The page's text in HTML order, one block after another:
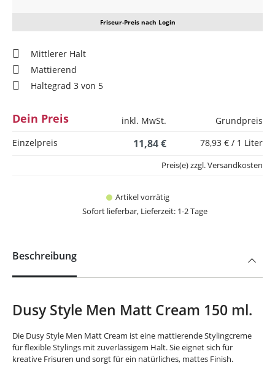
Friseur-Preis nach Login
Mittlerer Halt
Mattierend
Haltegrad 3 von 5
Dein Preis inkl. MwSt.
Grundpreis
Einzelpreis
11,84 € 78,93 € / 1 Liter
Artikel vorrätig
Sofort lieferbar, Lieferzeit: 1-2 Tage
Preis(e) zzgl. Versandkosten
Beschreibung
Dusy Style Men Matt Cream 150 ml.
Die Dusy Style Men Matt Cream ist eine mattierende Stylingcreme
für flexible Stylings mit zuverlässigem Halt. Sie eignet sich für
kreative Frisuren und sorgt für ein natürliches, mattes Finish.